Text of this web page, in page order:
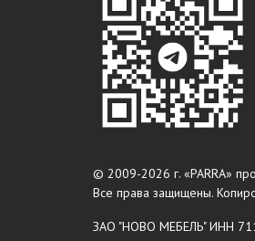
© 2009-2026 г. «PARRA»
Все права защищены.
ЗАО "НОВО МЕБЕЛЬ" ИНН